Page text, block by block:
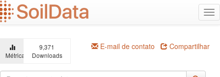
Ir
para
o
principal
Métricas
9,371
Downloads
E-mail de contato Compartilhar